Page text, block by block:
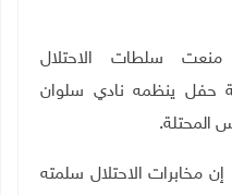
10-2021 وفا- منعت سلطات الاحتلال
حفل ينظمه نادي سلوان
المحتلة.
مخابرات الاحتلال سلمته